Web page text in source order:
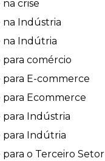
crise
na Indústria
na Indútria
comércio
E-commerce
Ecommerce
Indústria
para Indútria
o Terceiro Setor